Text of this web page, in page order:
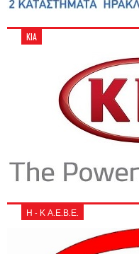
KIA
Η - Κ Α.Ε.Β.Ε.